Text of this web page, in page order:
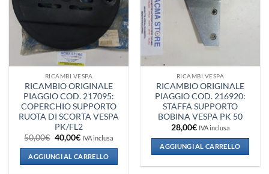
desideri
RICAMBI VESPA
RICAMBIO ORIGINALE
PIAGGIO COD. 217095:
COPERCHIO SUPPORTO
RUOTA DI SCORTA VESPA
PK/FL2
50,00€ Il
prezzo
originale
era:
50,00€.
40,00€Il
attuale
è:
40,00€.
IVA inclusa
AGGIUNGI AL CARRELLO
RICAMBI VESPA
RICAMBIO ORIGINALE
PIAGGIO COD. 216920:
STAFFA SUPPORTO
BOBINA VESPA PK 50
28,00€ IVA inclusa
AGGIUNGI AL CARRELLO